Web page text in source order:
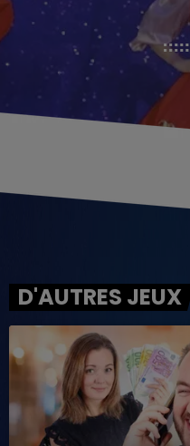
D'AUTRES JEUX